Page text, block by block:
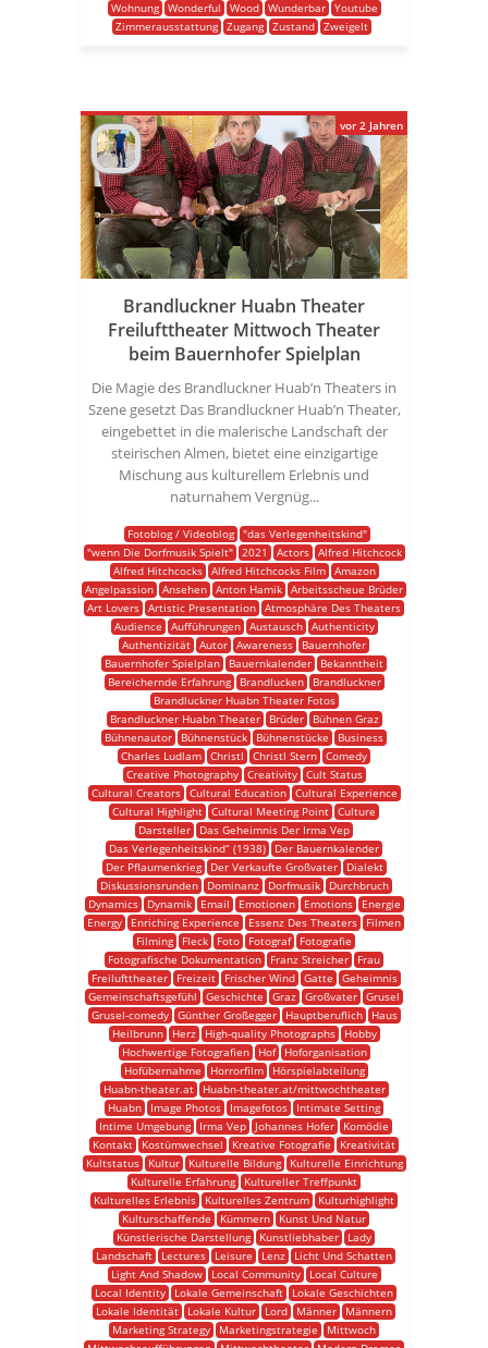
Wohnung Wonderful Wood Wunderbar
Youtube
Zimmerausstattung
Zugang Zustand Zweigelt
Brandluckner Huabn Theater
Freilufttheater Mittwoch Theater
beim Bauernhofer Spielplan
Die Magie des Brandluckner Huab’n Theaters in
Szene gesetzt Das Brandluckner Huab’n Theater,
eingebettet in die malerische Landschaft der
steirischen Almen, bietet eine einzigartige
Mischung aus kulturellem Erlebnis und
naturnahem Vergnüg...
Fotoblog / Videoblog
"das Verlegenheitskind"
"wenn Die Dorfmusik Spielt"
2021 Actors
Alfred Hitchcock
Alfred Hitchcocks
Alfred Hitchcocks Film
Amazon
Angelpassion Ansehen Anton Hamik Arbeitsscheue Brüder
Art Lovers Artistic Presentation Atmosphäre Des Theaters
Audience
Aufführungen Austausch
Authenticity
Authentizität Autor Awareness
Bauernhofer
Bauernhofer Spielplan
Bauernkalender
Bekanntheit
Bereichernde Erfahrung
Brandlucken
Brandluckner
Brandluckner Huabn Theater Fotos
Brandluckner Huabn Theater
Brüder
Bühnen Graz
Bühnenautor
Bühnenstück Bühnenstücke
Business
Charles Ludlam Christl Christl Stern Comedy
Creative Photography
Creativity
Cult Status
Cultural Creators
Cultural Education
Cultural Experience
Cultural Highlight Cultural Meeting Point Culture
Darsteller
Das Geheimnis Der Irma Vep
Das Verlegenheitskind“ (1938)
Der Bauernkalender
Der Pflaumenkrieg
Der Verkaufte Großvater
Dialekt
Diskussionsrunden
Dominanz Dorfmusik
Durchbruch
Dynamics
Dynamik Email Emotionen Emotions
Energie
Energy
Enriching Experience Essenz Des Theaters
Filmen
Filming
Fleck Foto Fotograf
Fotografie
Fotografische Dokumentation
Franz Streicher
Frau
Freilufttheater
Freizeit Frischer Wind Gatte
Geheimnis
Gemeinschaftsgefühl
Geschichte Graz Großvater Grusel
Grusel-comedy
Günther Großegger Hauptberuflich
Haus
Heilbrunn
Herz High-quality Photographs
Hobby
Hochwertige Fotografien
Hof
Hoforganisation
Hofübernahme
Horrorfilm
Hörspielabteilung
Huabn-theater.at
Huabn-theater.at/mittwochtheater
Huabn
Image Photos Imagefotos
Intimate Setting
Intime Umgebung
Irma Vep Johannes Hofer
Komödie
Kontakt
Kostümwechsel Kreative Fotografie
Kreativität
Kultstatus
Kultur Kulturelle Bildung
Kulturelle Einrichtung
Kulturelle Erfahrung
Kultureller Treffpunkt
Kulturelles Erlebnis
Kulturelles Zentrum
Kulturhighlight
Kulturschaffende
Kümmern
Kunst Und Natur
Künstlerische Darstellung
Kunstliebhaber
Lady
Landschaft
Lectures Leisure Lenz
Licht Und Schatten
Light And Shadow
Local Community
Local Culture
Local Identity
Lokale Gemeinschaft
Lokale Geschichten
Lokale Identität
Lokale Kultur Lord Männer
Männern
Marketing Strategy
Marketingstrategie
Mittwoch
vor 2 Jahren